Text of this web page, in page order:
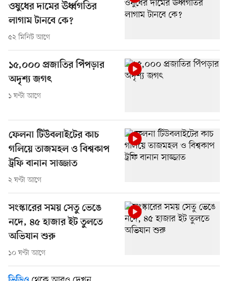
ওষুধের দামের ঊর্ধ্বগতির
লাগাম টানবে কে?
৫২ মিনিট আগে
১৫,০০০ প্রজাতির পিঁপড়ার
অদৃশ্য জগৎ
১ ঘণ্টা আগে
ফেলনা টিউবলাইটের কাচ
গলিয়ে তাজমহল ও বিশ্বকাপ
ট্রফি বানান সাজ্জাত
২ ঘণ্টা আগে
সংস্কারের সময় সেতু ভেঙে
নদে, ৪৫ হাজার ইট তুলতে
অভিযান শুরু
১০ ঘণ্টা আগে